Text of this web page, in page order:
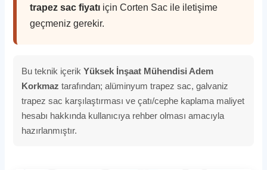
trapez sac fiyatı için Corten Sac ile iletişime
geçmeniz gerekir.
Bu teknik içerikYüksek İnşaat Mühendisi Adem
Korkmaz tarafından; alüminyum trapez sac, galvaniz
trapez sac karşılaştırması ve çatı/cephe kaplama maliyet
hesabı hakkında kullanıcıya rehber olması amacıyla
hazırlanmıştır.